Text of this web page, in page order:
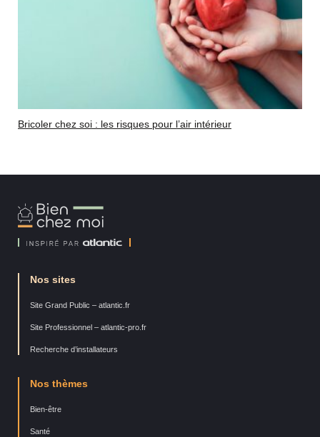
Bricoler chez soi : les risques pour l’air intérieur
Bien
Chez
Nos sites
Site Grand Public – atlantic.fr
Site Professionnel – atlantic-pro.fr
Recherche d’installateurs
Nos thèmes
Bien-être
Santé